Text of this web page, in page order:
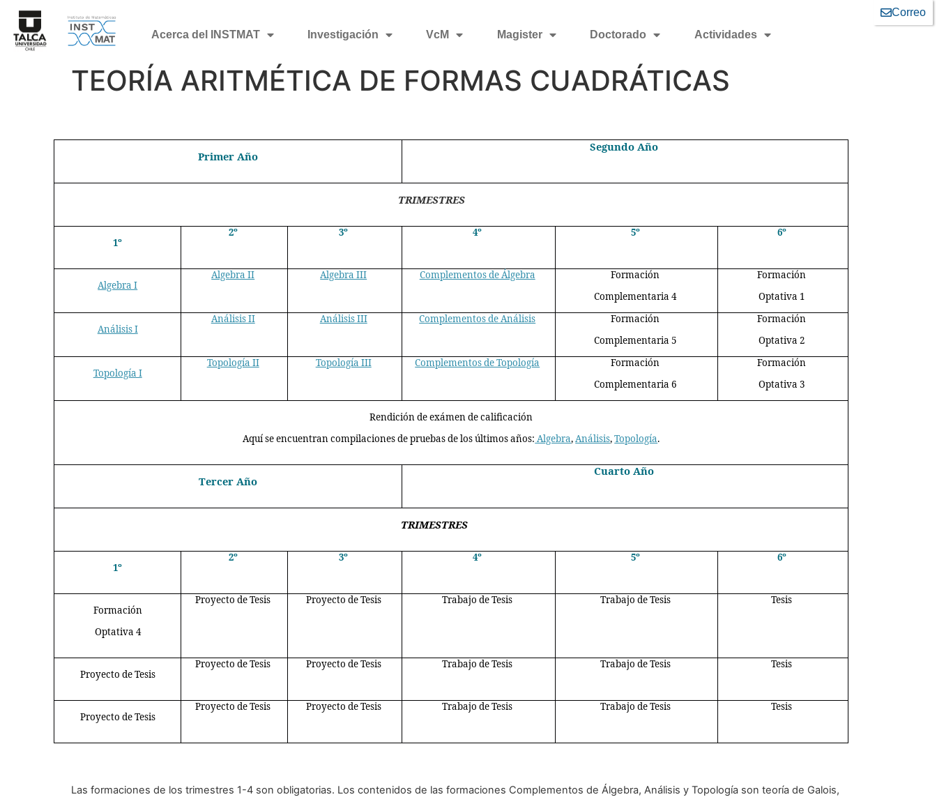
Correo
Acerca del INSTMAT
Investigación VcM Magister Doctorado Actividades
TEORÍA ARITMÉTICA DE FORMAS CUADRÁTICAS
Primer Año
Segundo Año
TRIMESTRES
1º
2º 3º 4º 5º 6º
Algebra I
Algebra II Algebra III Complementos de Álgebra
Formación
Complementaria 4
Formación
Optativa 1
Análisis I
Análisis II Análisis III Complementos de Análisis
Formación
Complementaria 5
Formación
Optativa 2
Topología I
Topología II Topología III Complementos de Topología
Formación
Complementaria 6
Formación
Optativa 3
Rendición de exámen de calificación
Aquí se encuentran compilaciones de pruebas de los últimos años: Algebra,Análisis,Topología.
Tercer Año
Cuarto Año
TRIMESTRES
1º
2º 3º 4º 5º 6º
Formación
Optativa 4
Proyecto de Tesis Proyecto de Tesis Trabajo de Tesis Trabajo de Tesis Tesis
Proyecto de Tesis
Proyecto de Tesis Proyecto de Tesis Trabajo de Tesis Trabajo de Tesis Tesis
Proyecto de Tesis
Proyecto de Tesis Proyecto de Tesis Trabajo de Tesis Trabajo de Tesis Tesis
Las formaciones de los trimestres 1-4 son obligatorias. Los contenidos de las formaciones Complementos de Álgebra, Análisis y Topología son teoría de Galois,